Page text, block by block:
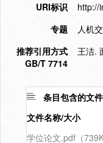
URI标识
http://
专题
人机
推荐引用方式
GB/T 7714
王洁.
条目包含的文件
文件名称/大小
学位论文.pdf（